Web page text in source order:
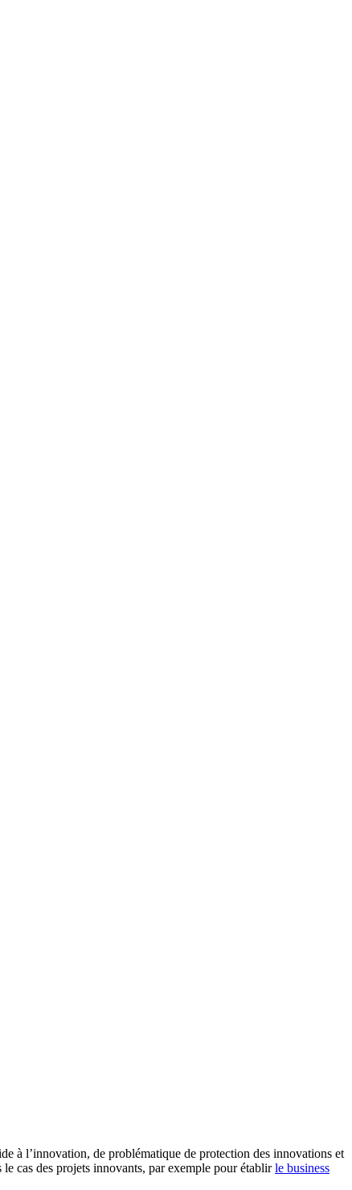
à l’innovation, de problématique de protection des innovations et
cas des projets innovants, par exemple pour établirle business